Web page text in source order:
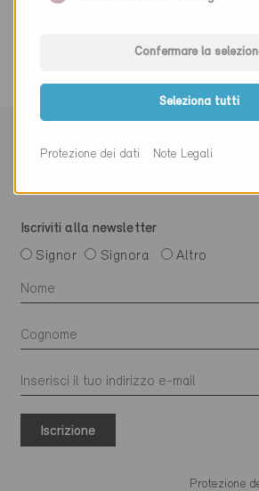
Iscriviti alla newsletter
Signor
Signora Altro
Iscrizione
Protezione
Confermare la
Seleziona tutti
Protezione dei dati Note Legali